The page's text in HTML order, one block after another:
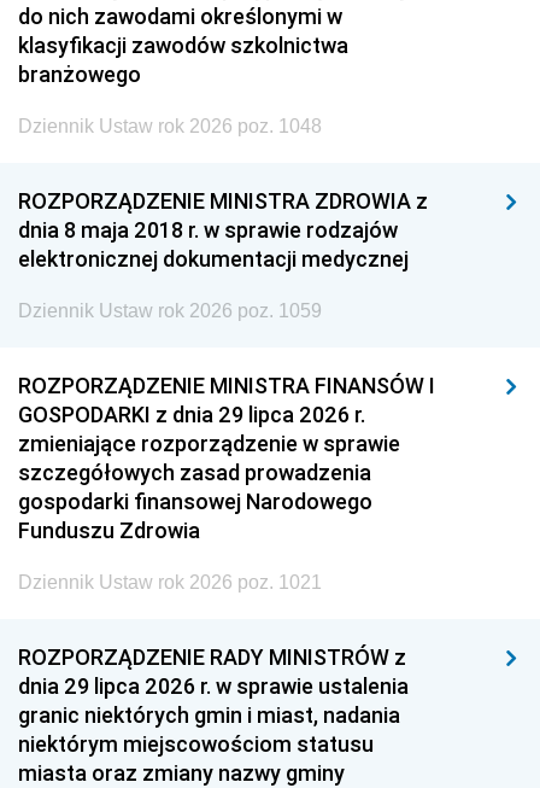
do nich zawodami określonymi w
klasyfikacji zawodów szkolnictwa
branżowego
Dziennik Ustaw rok 2026 poz. 1048
ROZPORZĄDZENIE MINISTRA ZDROWIA z
dnia 8 maja 2018 r. w sprawie rodzajów
elektronicznej dokumentacji medycznej
Dziennik Ustaw rok 2026 poz. 1059
ROZPORZĄDZENIE MINISTRA FINANSÓW I
GOSPODARKI z dnia 29 lipca 2026 r.
zmieniające rozporządzenie w sprawie
szczegółowych zasad prowadzenia
gospodarki finansowej Narodowego
Funduszu Zdrowia
Dziennik Ustaw rok 2026 poz. 1021
ROZPORZĄDZENIE RADY MINISTRÓW z
dnia 29 lipca 2026 r. w sprawie ustalenia
granic niektórych gmin i miast, nadania
niektórym miejscowościom statusu
miasta oraz zmiany nazwy gminy